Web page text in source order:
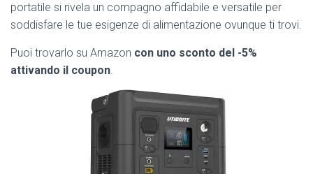
portatile si rivela un compagno affidabile e versatile per
soddisfare le tue esigenze di alimentazione ovunque ti trovi.
Puoi trovarlo su Amazon con uno sconto del -5%
attivando il coupon.